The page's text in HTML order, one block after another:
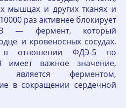
мышцах и других тканях и
раз активнее блокирует
— фермент, который
и кровеносных сосудах.
в отношении ФДЭ-5 по
важное значение,
является ферментом,
в сокращении сердечной